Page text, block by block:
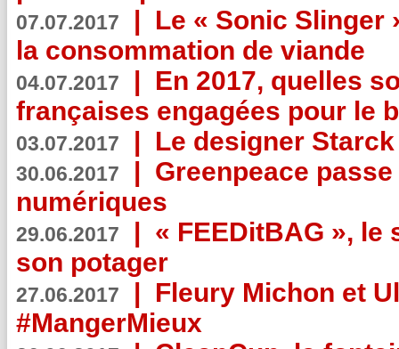
07.07.2017 | Le « Sonic Slinger
la consommation de viande
04.07.2017 | En 2017, quelles
françaises engagées pour le
03.07.2017 | Le designer
30.06.2017 | Greenpeace
numériques
29.06.2017 | « FEEDitBAG », le
son potager
27.06.2017 | Fleury Michon et
#MangerMieux